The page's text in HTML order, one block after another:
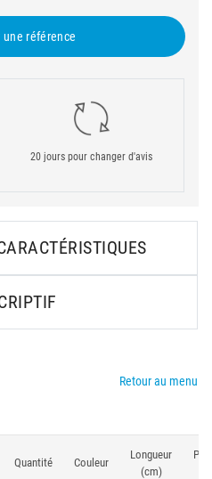
une référence
20 jours pour changer d'avis
Retour au menu
Quantité Couleur
Longueur
(cm)